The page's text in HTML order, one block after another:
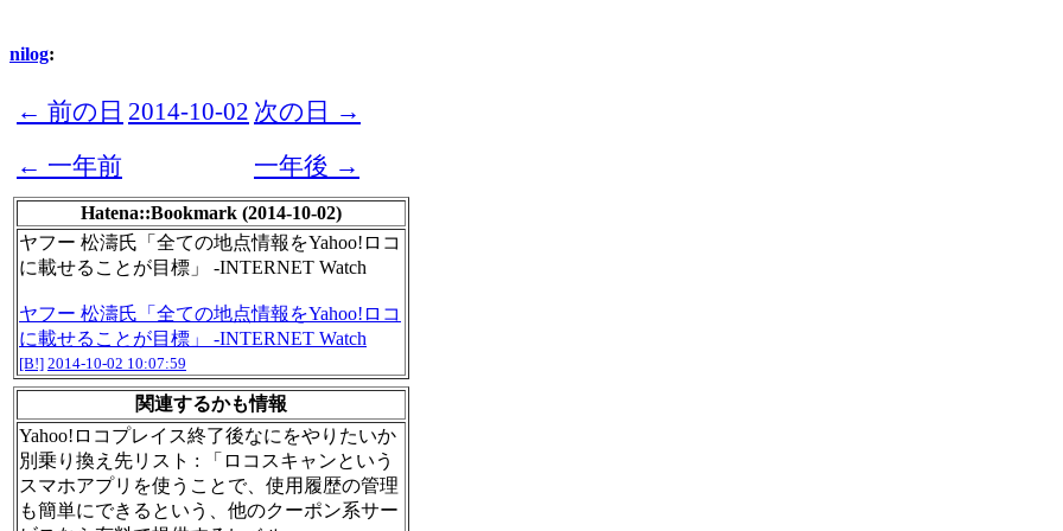
nilog:
← 前の日 2014-10-02 次の日 →
← 一年前
一年後 →
Hatena::Bookmark (2014-10-02)
ヤフー 松濤氏「全ての地点情報をYahoo!ロコ
に載せることが目標」 -INTERNET Watch
ヤフー 松濤氏「全ての地点情報をYahoo!ロコ
に載せることが目標」 -INTERNET Watch
[B!] 2014-10-02 10:07:59
関連するかも情報
Yahoo!ロコプレイス終了後なにをやりたいか
別乗り換え先リスト : 「ロコスキャンという
スマホアプリを使うことで、使用履歴の管理
も簡単にできるという、他のクーポン系サー